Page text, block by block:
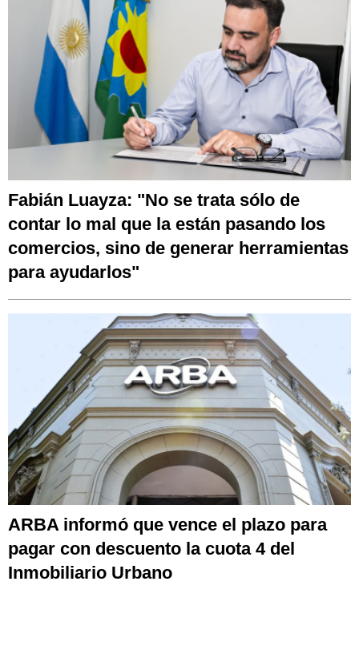
Fabián Luayza: "No se trata sólo de
contar lo mal que la están pasando los
comercios, sino de generar herramientas
para ayudarlos"
ARBA informó que vence el plazo para
pagar con descuento la cuota 4 del
Inmobiliario Urbano